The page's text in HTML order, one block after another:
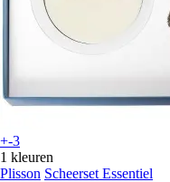
+-3
1 kleuren
Plisson Scheerset Essentiel